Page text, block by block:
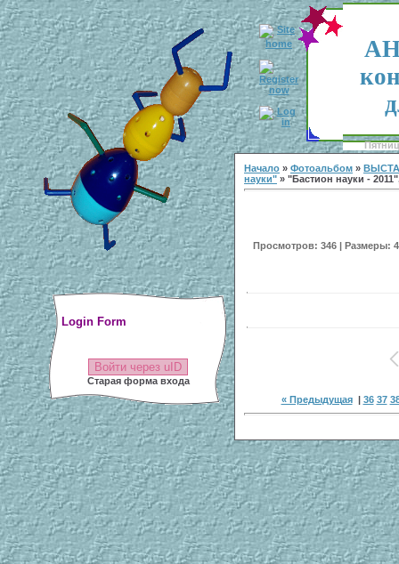
Login Form
Войти через uID
Старая форма входа
Начало » Фотоальбом »
науки" » "Бастион науки -
Просмотров: 346 | Размеры:
« Предыдущая| 36 37